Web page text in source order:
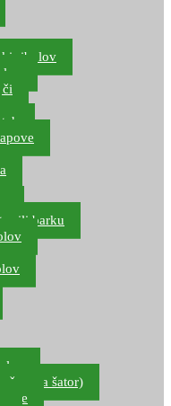
ribolov
ili barku
za šator)